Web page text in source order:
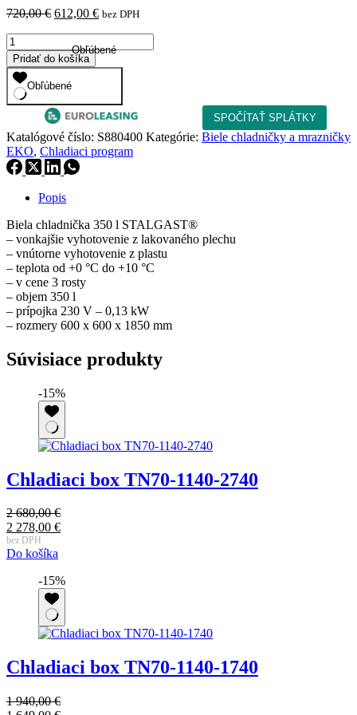
720,00€ Pôvodná
720,00 €.
612,00 €Aktuálna
612,00 €.
bez DPH
množstvo
Biela
chladnička
350
STALGAST®
Pridať do košíka
Obľúbené
Obľúbené
Katalógové číslo: S880400 Kategórie: Biele chladničky a mrazničky
EKO, Chladiaci program
Popis
Biela chladnička 350 l STALGAST®
– vonkajšie vyhotovenie z lakovaného plechu
– vnútorne vyhotovenie z plastu
– teplota od +0 °C do +10 °C
– v cene 3 rosty
– objem 350 l
– prípojka 230 V – 0,13 kW
– rozmery 600 x 600 x 1850 mm
Súvisiace produkty
-15%
Chladiaci box TN70-1140-2740
2 680,00€
Pôvodná
cena
bola:
680,00 €.
2 278,00 €
Aktuálna
cena
278,00 €.
bez DPH
Do košíka
-15%
Chladiaci box TN70-1140-1740
1 940,00€